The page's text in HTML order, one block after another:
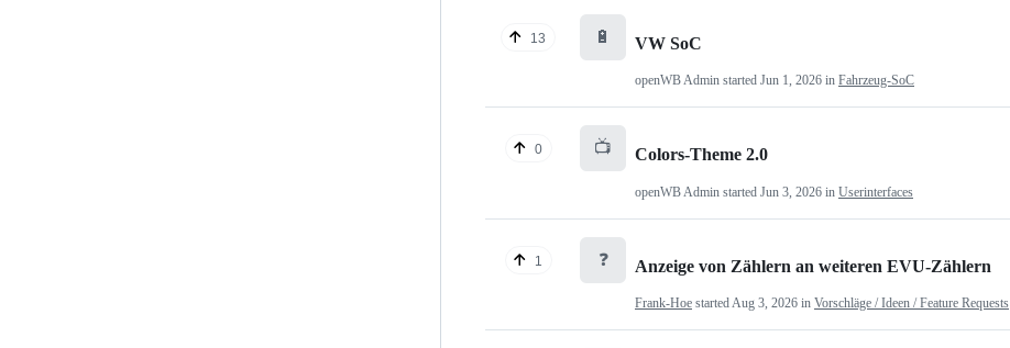
13 🔋 VW SoC
openWB Admin started Jun 1, 2026 in Fahrzeug-SoC
0 📺 Colors-Theme 2.0
openWB Admin started Jun 3, 2026 in Userinterfaces
1 ❓ Anzeige von Zählern an weiteren EVU-Zählern
Frank-Hoe startedAug 3, 2026 in Vorschläge / Ideen / Feature Requests